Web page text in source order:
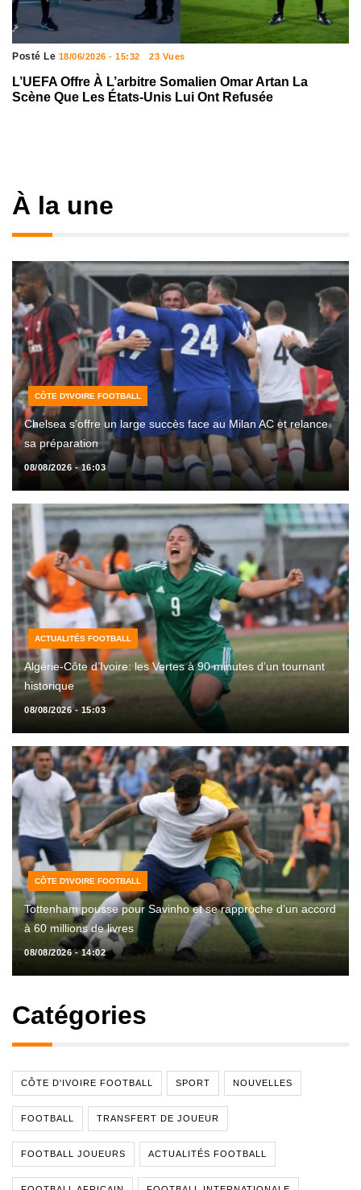
Posté Le 18/06/2026 - 15:32 23 Vues
L’UEFA Offre À L’arbitre Somalien Omar Artan La
Scène Que Les États-Unis Lui Ont Refusée
À la une
CÔTE D'IVOIRE FOOTBALL
Chelsea s’offre un large succès face au Milan AC et relance
sa préparation
08/08/2026 - 16:03
ACTUALITÉS FOOTBALL
Algérie-Côte d’Ivoire: les Vertes à 90 minutes d’un tournant
historique
08/08/2026 - 15:03
CÔTE D'IVOIRE FOOTBALL
Tottenham pousse pour Savinho et se rapproche d’un accord
à 60 millions de livres
08/08/2026 - 14:02
Catégories
CÔTE D'IVOIRE FOOTBALL SPORT NOUVELLES
FOOTBALL TRANSFERT DE JOUEUR
FOOTBALL JOUEURS ACTUALITÉS FOOTBALL